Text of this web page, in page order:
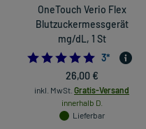
OneTouch Verio Flex
Blutzuckermessgerät
mg/dL, 1 St
5.0
3*
26,00 €
inkl. MwSt. Gratis-Versand
innerhalb D.
Lieferbar